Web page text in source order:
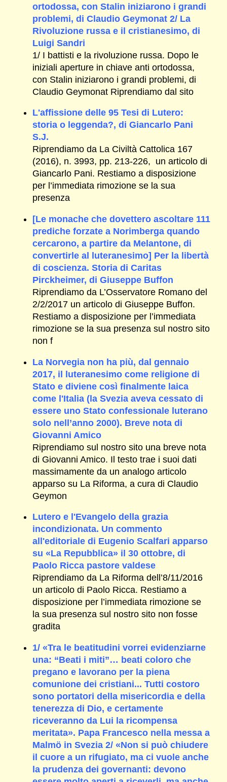
ortodossa, con Stalin iniziarono i grandi
problemi, di Claudio Geymonat 2/ La
Rivoluzione russa e il cristianesimo, di
Luigi Sandri
1/ I battisti e la rivoluzione russa. Dopo le
iniziali aperture in chiave anti ortodossa,
con Stalin iniziarono i grandi problemi, di
Claudio Geymonat Riprendiamo dal sito
L'affissione delle 95 Tesi di Lutero:
storia o leggenda?, di Giancarlo Pani
S.J.
Riprendiamo da La Civiltà Cattolica 167
(2016), n. 3993, pp. 213-226, un articolo di
Giancarlo Pani. Restiamo a disposizione
per l’immediata rimozione se la sua
presenza
[Le monache che dovettero ascoltare 111
prediche forzate a Norimberga quando
cercarono, a partire da Melantone, di
convertirle al luteranesimo] Per la libertà
di coscienza. Storia di Caritas
Pirckheimer, di Giuseppe Buffon
Riprendiamo da L’Osservatore Romano del
2/2/2017 un articolo di Giuseppe Buffon.
Restiamo a disposizione per l’immediata
rimozione se la sua presenza sul nostro sito
non f
La Norvegia non ha più, dal gennaio
2017, il luteranesimo come religione di
Stato e diviene così finalmente laica
come l'Italia (la Svezia aveva cessato di
essere uno Stato confessionale luterano
solo nell’anno 2000). Breve nota di
Giovanni Amico
Riprendiamo sul nostro sito una breve nota
di Giovanni Amico. Il testo trae i suoi dati
massimamente da un analogo articolo
apparso su La Riforma, a cura di Claudio
Geymon
Lutero e l'Evangelo della grazia
incondizionata. Un commento
all'editoriale di Eugenio Scalfari apparso
su «La Repubblica» il 30 ottobre, di
Paolo Ricca pastore valdese
Riprendiamo da La Riforma dell’8/11/2016
un articolo di Paolo Ricca. Restiamo a
disposizione per l’immediata rimozione se
la sua presenza sul nostro sito non fosse
gradita
1/ «Tra le beatitudini vorrei evidenziarne
una: “Beati i miti”… beati coloro che
pregano e lavorano per la piena
comunione dei cristiani... Tutti costoro
sono portatori della misericordia e della
tenerezza di Dio, e certamente
riceveranno da Lui la ricompensa
meritata». Papa Francesco nella messa a
Malmö in Svezia 2/ «Non si può chiudere
il cuore a un rifugiato, ma ci vuole anche
la prudenza dei governanti: devono